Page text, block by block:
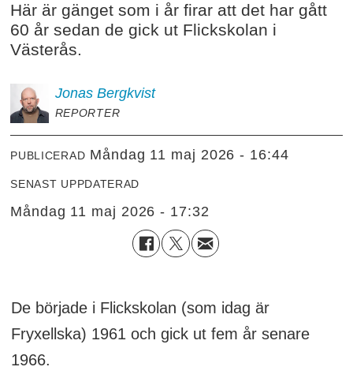
Här är gänget som i år firar att det har gått
60 år sedan de gick ut Flickskolan i
Västerås.
Jonas Bergkvist
REPORTER
PUBLICERAD måndag 11 maj 2026 - 16:44
SENAST UPPDATERAD
måndag 11 maj 2026 - 17:32
De började i Flickskolan (som idag är
Fryxellska) 1961 och gick ut fem år senare
1966.